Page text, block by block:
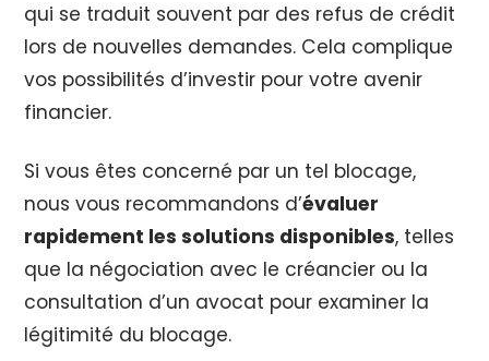
qui se traduit souvent par des refus de crédit
lors de nouvelles demandes. Cela complique
vos possibilités d’investir pour votre avenir
financier.
Si vous êtes concerné par un tel blocage,
nous vous recommandons d’évaluer
rapidement les solutions disponibles, telles
que la négociation avec le créancier ou la
consultation d’un avocat pour examiner la
légitimité du blocage.